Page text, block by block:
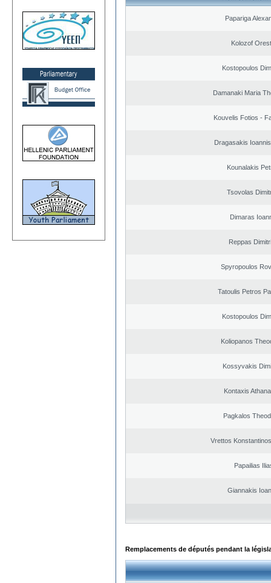
Papariga
Kolozof
Kostopoulos
Damanaki Maria
Kouvelis Fotios -
Dragasakis
Kounalakis
Tsovolas
Dimaras
Reppas
Spyropoulos
Tatoulis Petros
Kostopoulos
Koliopanos
Kossyvakis
Kontaxis
Pagkalos
Vrettos
Papailias
Giannakis
Remplacements de députés pendant la